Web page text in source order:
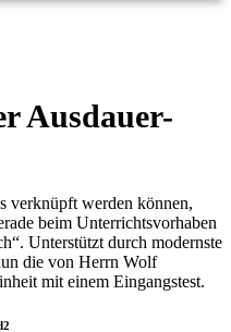
Ausdauer-
verknüpft werden können,
beim Unterrichtsvorhaben
Unterstützt durch modernste
die von Herrn Wolf
mit einem Eingangstest.